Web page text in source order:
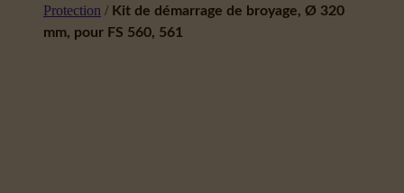
Protection / Kit de démarrage de broyage, Ø 320
mm, pour FS 560, 561